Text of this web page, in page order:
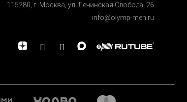
115280, г. Москва, ул. Ленинская Cлобода, 26
info@olymp-men.ru